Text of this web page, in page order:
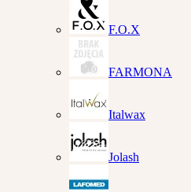
F.O.X
FARMONA
Italwax
Jolash